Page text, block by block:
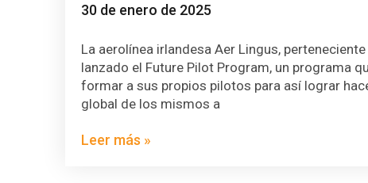
30 de enero de 2025
La aerolínea irlandesa Aer Lingus, perteneciente
lanzado el Future Pilot Program, un programa
formar a sus propios pilotos para así lograr
global de los mismos a
Leer más »